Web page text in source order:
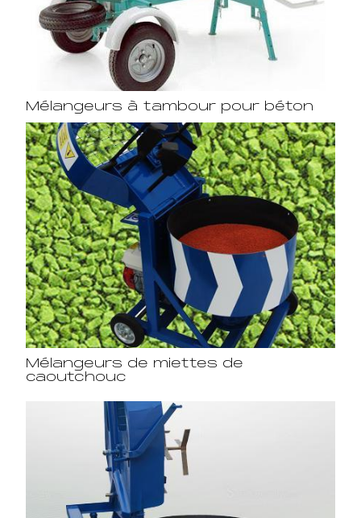
Mélangeurs à tambour pour béton
Mélangeurs de miettes de
caoutchouc